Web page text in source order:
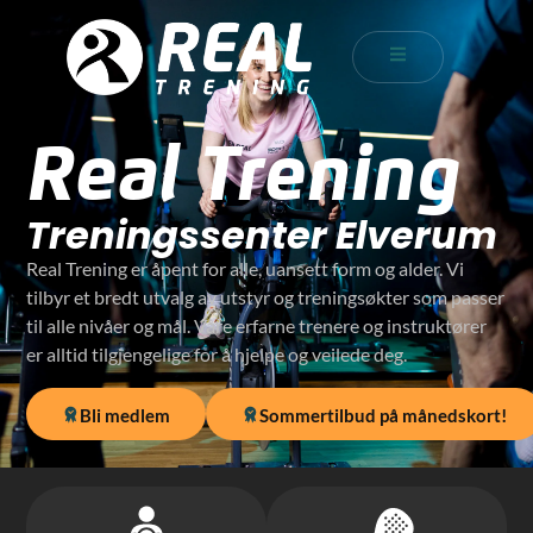
Real Trening
Treningssenter Elverum
Real Trening er åpent for alle, uansett form og alder. Vi
tilbyr et bredt utvalg av utstyr og treningsøkter som passer
til alle nivåer og mål. Våre erfarne trenere og instruktører
er alltid tilgjengelige for å hjelpe og veilede deg.
Bli medlem Sommertilbud på månedskort!